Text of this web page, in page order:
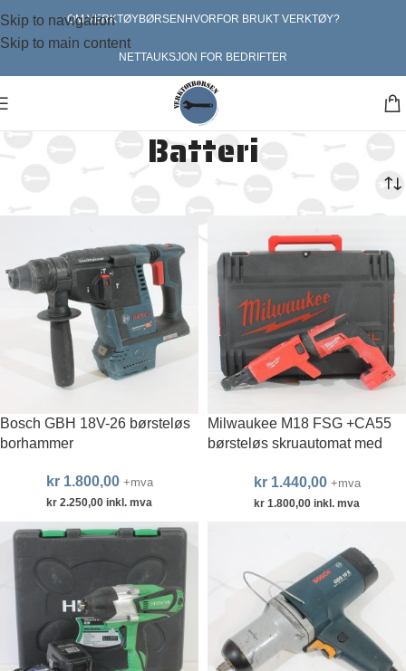
Skip to navigation
Skip to main content
OM VERKTØYBØRSEN HVORFOR BRUKT VERKTØY?
NETTAUKSJON FOR BEDRIFTER
Batteri
Bosch GBH 18V-26 børsteløs
borhammer
kr1.800,00 +mva
kr2.250,00inkl. mva
Milwaukee M18 FSG +CA55
børsteløs skruautomat med
kr1.440,00 +mva
kr1.800,00inkl. mva